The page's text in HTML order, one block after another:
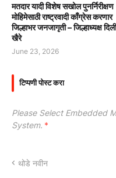
मतदार यादी विशेष सखोल पुनर्निरीक्षण
मोहिमेसाठी राष्ट्रवादी काँग्रेस करणार
जिल्हाभर जनजागृती – जिल्हाध्यक्ष
खैरे
June 23, 2026
टिप्पणी पोस्ट करा
Please Select Embedded
System. *
थोडे नवीन